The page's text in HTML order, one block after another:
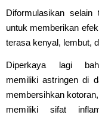
Diformulasikan
untuk memberikan
terasa kenyal, lembut,
Diperkaya lagi
memiliki astringen di
membersihkan
memiliki sifat